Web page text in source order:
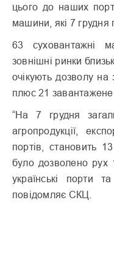
цього до наших
машини, які 7
63 суховантажні
зовнішні ринки
очікують дозволу на
плюс 21 завантажене
“На 7 грудня
агропродукції,
портів, становить
було дозволено рух
українські порти
повідомляє СКЦ.